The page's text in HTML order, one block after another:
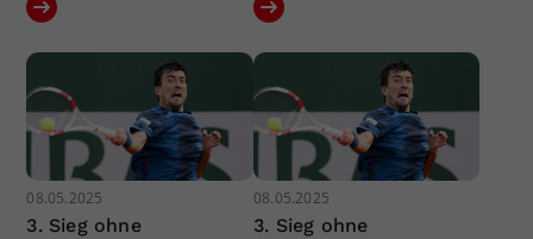
08.05.2025
3. Sieg ohne
08.05.2025
3. Sieg ohne